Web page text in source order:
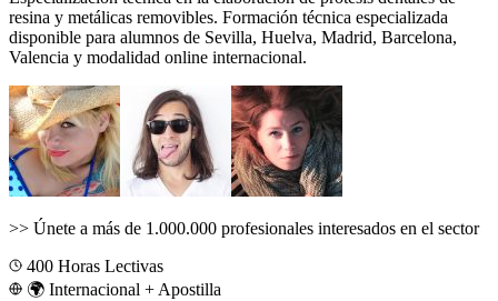
resina y metálicas removibles. Formación técnica especializada
disponible para alumnos de Sevilla, Huelva, Madrid, Barcelona,
Valencia y modalidad online internacional.
>> Únete a más de 1.000.000 profesionales interesados en el sector
400 Horas Lectivas
🌍 Internacional + Apostilla